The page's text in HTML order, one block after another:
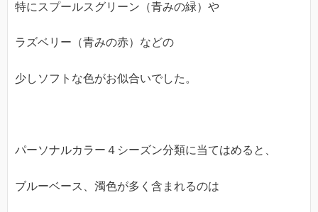
特にスプールスグリーン（青みの緑）や
ラズベリー（青みの赤）などの
少しソフトな色がお似合いでした。
パーソナルカラー４シーズン分類に当てはめると、
ブルーベース、濁色が多く含まれるのは